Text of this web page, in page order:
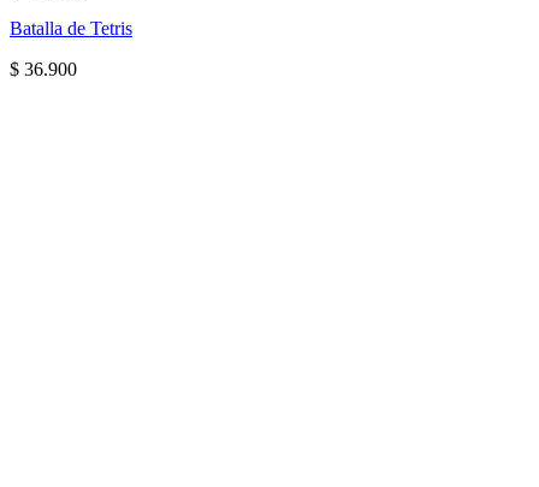
Batalla de Tetris
$ 36.900